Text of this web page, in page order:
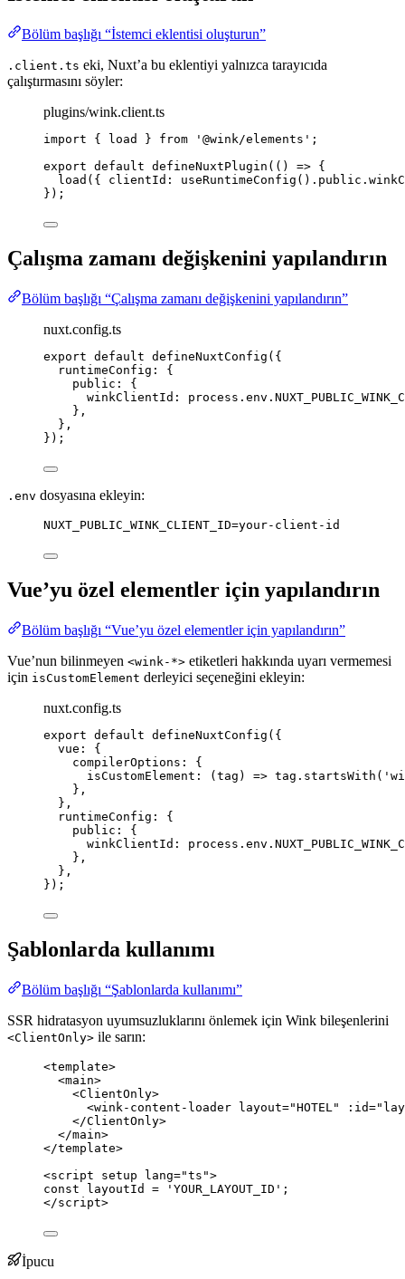
Bölüm başlığı “İstemci eklentisi oluşturun”
.client.ts eki, Nuxt’a bu eklentiyi yalnızca tarayıcıda
çalıştırmasını söyler:
plugins/wink.client.ts
import { load } from ' @wink/elements ' ;
export default defineNuxtPlugin ( () => {
load ({ clientId: useRuntimeConfig () . public .
});
Çalışma zamanı değişkenini yapılandırın
Bölüm başlığı “Çalışma zamanı değişkenini yapılandırın”
nuxt.config.ts
export default defineNuxtConfig ({
runtimeConfig: {
public: {
winkClientId: process . env .
},
},
});
.env dosyasına ekleyin:
NUXT_PUBLIC_WINK_CLIENT_ID=your-client-id
Vue’yu özel elementler için yapılandırın
Bölüm başlığı “Vue’yu özel elementler için yapılandırın”
Vue’nun bilinmeyen <wink-*> etiketleri hakkında uyarı vermemesi
için isCustomElement derleyici seçeneğini ekleyin:
nuxt.config.ts
export default defineNuxtConfig ({
vue: {
compilerOptions: {
isCustomElement : ( tag ) => tag . startsWith ( '
},
},
runtimeConfig: {
public: {
winkClientId: process . env .
},
},
});
Şablonlarda kullanımı
Bölüm başlığı “Şablonlarda kullanımı”
SSR hidratasyon uyumsuzluklarını önlemek için Wink bileşenlerini
<ClientOnly> ile sarın:
<template>
<main>
<ClientOnly>
<wink-content-loader layout="HOTEL " :id="
</ClientOnly>
</main>
</template>
<script setup lang="ts ">
const
layoutId = ' YOUR_LAYOUT_ID ' ;
</script>
İpucu